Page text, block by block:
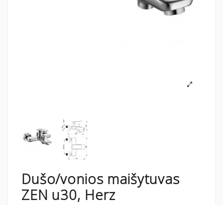
Dušo/vonios maišytuvas
ZEN u30, Herz